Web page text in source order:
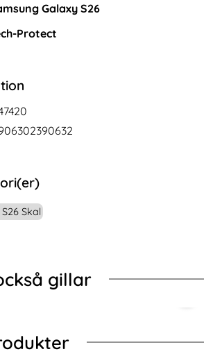
Galaxy S26
Protect
Skal
gillar